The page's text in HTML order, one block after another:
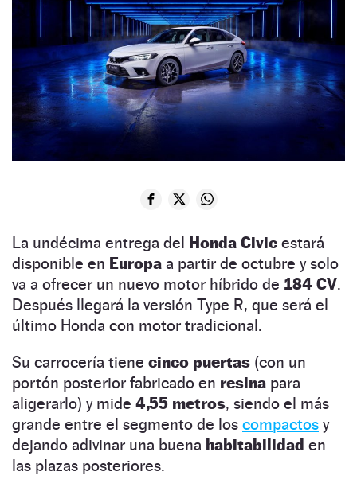
La undécima entrega del Honda Civic estará
disponible en Europa a partir de octubre y solo
va a ofrecer un nuevo motor híbrido de 184 CV.
Después llegará la versión Type R, que será el
último Honda con motor tradicional.
Su carrocería tiene cinco puertas (con un
portón posterior fabricado en resina para
aligerarlo) y mide 4,55 metros, siendo el más
grande entre el segmento de los compactos y
dejando adivinar una buena habitabilidad en
las plazas posteriores.